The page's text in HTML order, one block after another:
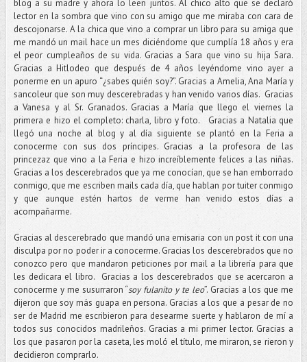
blog a su madre y ahora lo leen juntos. Al chico alto que se declaró
lector en la sombra que vino con su amigo que me miraba con cara de
descojonarse. A la chica que vino a comprar un libro para su amiga que
me mandó un mail hace un mes diciéndome que cumplía 18 años y era
el peor cumpleaños de su vida. Gracias a Sara que vino su hija Sara.
Gracias a Hitlodeo que después de 4 años leyéndome vino ayer a
ponerme en un apuro “¿sabes quién soy?”. Gracias a Amelia, Ana María y
sancoleur que son muy descerebradas y han venido varios días. Gracias
a Vanesa y al Sr. Granados. Gracias a María que llego el viernes la
primera e hizo el completo: charla, libro y foto. Gracias a Natalia que
llegó una noche al blog y al día siguiente se plantó en la Feria a
conocerme con sus dos príncipes. Gracias a la profesora de las
princezaz que vino a la Feria e hizo increíblemente felices a las niñas.
Gracias a los descerebrados que ya me conocían, que se han emborrado
conmigo, que me escriben mails cada día, que hablan por tuiter conmigo
y que aunque estén hartos de verme han venido estos días a
acompañarme.
Gracias al descerebrado que mandó una emisaria con un post it con una
disculpa por no poder ir a conocerme. Gracias los descerebrados que no
conozco pero que mandaron peticiones por mail a la librería para que
les dedicara el libro. Gracias a los descerebrados que se acercaron a
conocerme y me susurraron “soy fulanito y te leo”. Gracias a los que me
dijeron que soy más guapa en persona. Gracias a los que a pesar de no
ser de Madrid me escribieron para desearme suerte y hablaron de mí a
todos sus conocidos madrileños. Gracias a mi primer lector. Gracias a
los que pasaron por la caseta, les moló el título, me miraron, se rieron y
decidieron comprarlo.